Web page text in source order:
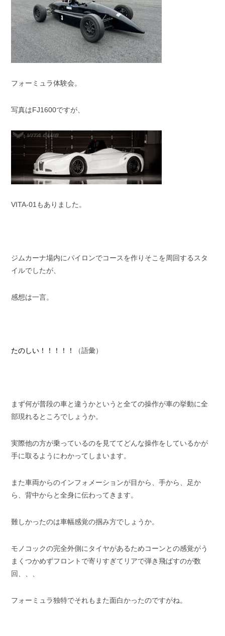
フォーミュラ体験会。
写真はFJ1600ですが、
VITA-01もありました。
ジムカーナ場内にパイロンでコースを作りそこを周回するスタ
イルでしたが、
感想は一言。
たのしい！！！！！ （語彙）
まず何が普段の車と違うかというと全ての操作が車の挙動に全
部現れるところでしょうか。
実際他の方が乗っているのを見ててどんな操作をしているかが
手に取るようにわかってしまいます。
また車両からのインフォメーションが目から、手から、足か
ら、背中からと全身に伝わってきます。
難しかったのは車幅感覚の掴み方でしょうか。
モノコックの完全外側にタイヤがあるためコーンとの感覚がう
まくつかめずフロントで寄りすぎてリアで弾き飛ばすのが数
回、、、
フォーミュラ独特でそれもまた面白かったのですがね。